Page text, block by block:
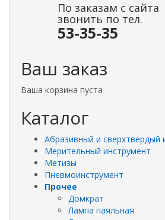
По заказам с сайта
звонить по тел.
53-35-35
Ваш заказ
Ваша корзина пуста
Каталог
Абразивный и сверхтвердый
Мерительный инструмент
Метизы
Пневмоинструмент
Прочее
Домкрат
Лампа паяльная